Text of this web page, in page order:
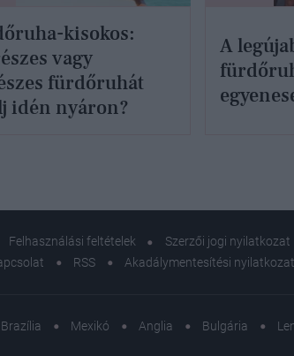
kisokos:
vagy
fürdőruhát
idén nyáron?
A
Felhasználási feltételek Szerzői jogi nyilatkozat
RSS Akadálymentesítési nyilatkozat
Brazília Mexikó Anglia Bulgária